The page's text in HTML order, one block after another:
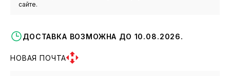
сайте.
ДОСТАВКА ВОЗМОЖНА ДО 10.08.2026.
НОВАЯ ПОЧТА